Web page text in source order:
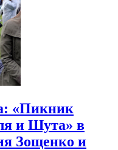
«Пикник
и Шута» в
Зощенко и